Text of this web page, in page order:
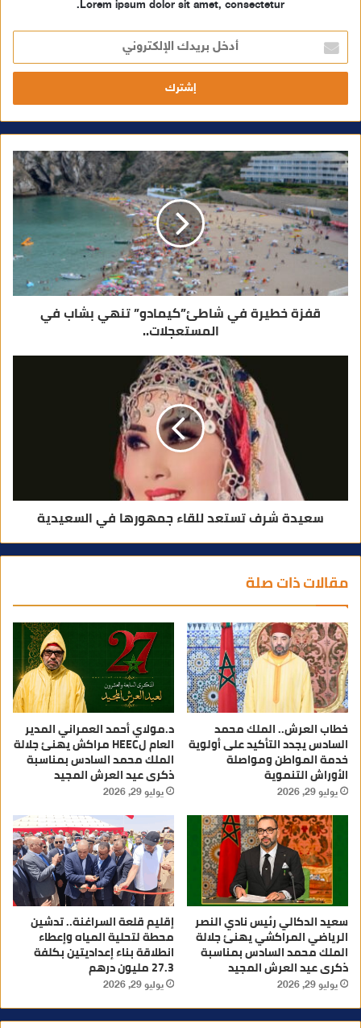
Lorem ipsum dolor sit amet, consectetur.
خ
ل
ر
ا
ل
إ
ل
ك
ت
ر
و
ن
ي
قفزة خطيرة في شاطئ”كيمادو” تنهي بشاب في
المستعجلات..
سعيدة شرف تستعد للقاء جمهورها في السعيدية
مقالات ذات صلة
خطاب العرش.. الملك محمد
السادس يجدد التأكيد على أولوية
خدمة المواطن ومواصلة
الأوراش التنموية
يوليو 29, 2026
د.مولاي أحمد العمراني المدير
العام لHEEC مراكش يهنئ جلالة
الملك محمد السادس بمناسبة
ذكرى عيد العرش المجيد
يوليو 29, 2026
سعيد الدكالي رئيس نادي النصر
الرياضي المراكشي يهنئ جلالة
الملك محمد السادس بمناسبة
ذكرى عيد العرش المجيد
يوليو 29, 2026
إقليم قلعة السراغنة.. تدشين
محطة لتحلية المياه وإعطاء
انطلاقة بناء إعداديتين بكلفة
27.3 مليون درهم
يوليو 29, 2026